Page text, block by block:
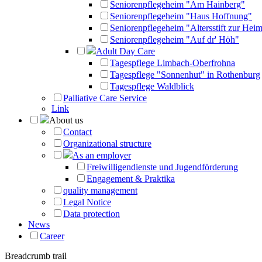
Seniorenpflegeheim "Am Hainberg"
Seniorenpflegeheim "Haus Hoffnung"
Seniorenpflegeheim "Altersstift zur
Seniorenpflegeheim "Auf dr' Höh"
Adult Day Care
Tagespflege Limbach-Oberfrohna
Tagespflege "Sonnenhut" in Rothenburg
Tagespflege Waldblick
Palliative Care Service
Link
About us
Contact
Organizational structure
As an employer
Freiwilligendienste und Jugendförderung
Engagement & Praktika
quality management
Legal Notice
Data protection
News
Career
Breadcrumb trail